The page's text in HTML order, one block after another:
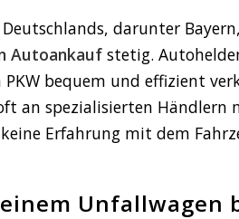
darunter
Autoankauf stetig.
bequem und effizient
an spezialisierten
Erfahrung mit dem
Unfallwagen